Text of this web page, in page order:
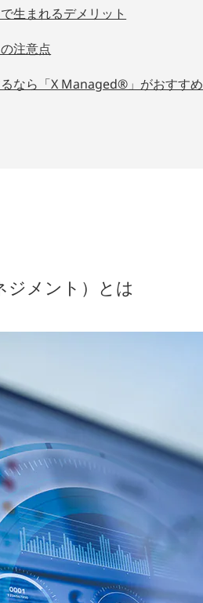
生まれるデメリット
注意点
なら「X Managed®」がおすすめ
ジメント）とは